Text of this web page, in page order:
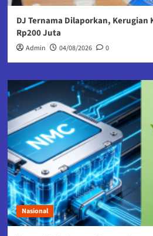
DJ Ternama Dilaporkan, Kerugian
Rp200 Juta
Admin 04/08/2026 0
Nasional